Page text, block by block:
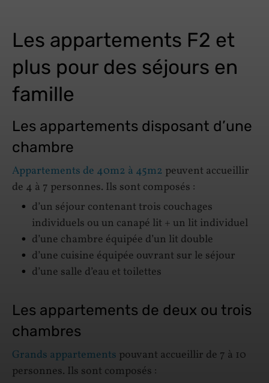
Les appartements F2 et
plus pour des séjours en
famille
Les appartements disposant d’une
chambre
Appartements de 40m2 à 45m2 peuvent accueillir
de 4 à 7 personnes. Ils sont composés :
d’un séjour contenant trois couchages
individuels ou un canapé lit + un lit individuel
d’une chambre équipée d’un lit double
d’une cuisine équipée ouvrant sur le séjour
d’une salle d’eau et toilettes
Les appartements de deux ou trois
chambres
Grands appartements pouvant accueillir de 7 à 10
personnes. Ils sont composés :